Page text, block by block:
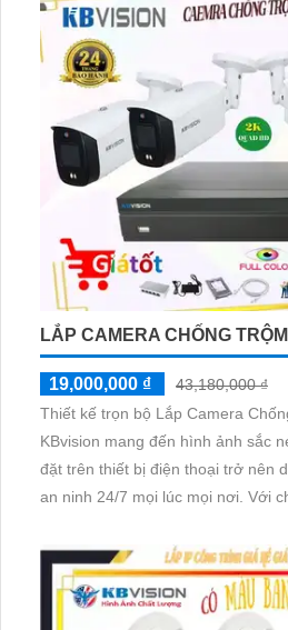
LẮP CAMERA CHỐNG
19,000,000 ₫
43,180,000 ₫
Thiết kế trọn bộ Lắp Camera
KBvision mang đến hình ảnh sắc nét,
đặt trên thiết bị điện thoại trở nên
an ninh 24/7 mọi lúc mọi nơi. Với chất lượng hình ảnh lên